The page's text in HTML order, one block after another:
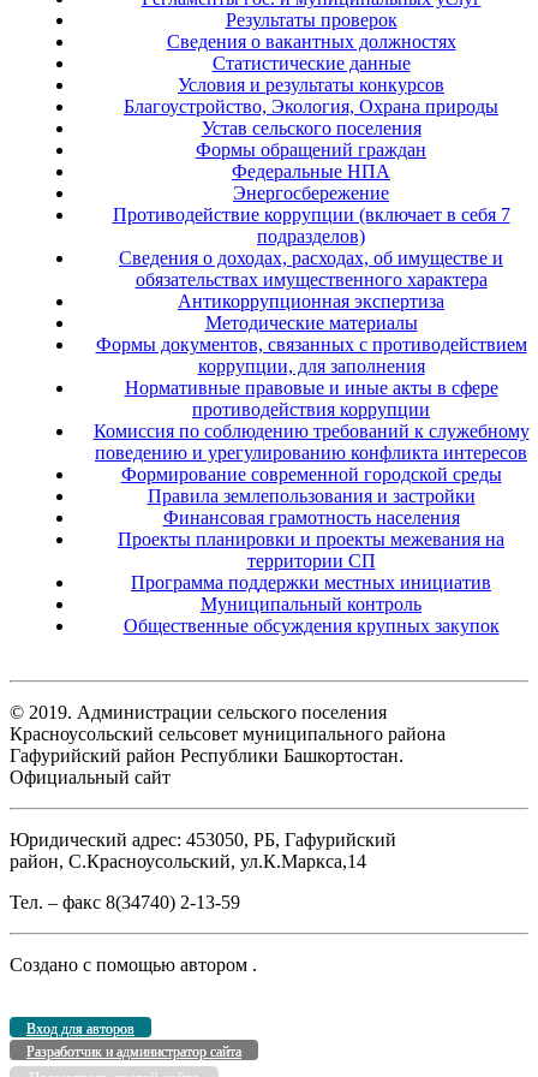
Результаты проверок
Сведения о вакантных должностях
Статистические данные
Условия и результаты конкурсов
Благоустройство, Экология, Охрана природы
Устав сельского поселения
Формы обращений граждан
Федеральные НПА
Энергосбережение
Противодействие коррупции (включает в себя 7
подразделов)
Сведения о доходах, расходах, об имуществе и
обязательствах имущественного характера
Антикоррупционная экспертиза
Методические материалы
Формы документов, связанных с противодействием
коррупции, для заполнения
Нормативные правовые и иные акты в сфере
противодействия коррупции
Комиссия по соблюдению требований к служебному
поведению и урегулированию конфликта интересов
Формирование современной городской среды
Правила землепользования и застройки
Финансовая грамотность населения
Проекты планировки и проекты межевания на
территории СП
Программа поддержки местных инициатив
Муниципальный контроль
Общественные обсуждения крупных закупок
© 2019. Администрации сельского поселения
Красноусольский сельсовет муниципального района
Гафурийский район Республики Башкортостан.
Официальный сайт
Юридический адрес: 453050, РБ, Гафурийский
район, С.Красноусольский, ул.К.Маркса,14
Тел. – факс 8(34740) 2-13-59
Создано с помощью автором .
Вход для авторов
Разработчик и администратор сайта